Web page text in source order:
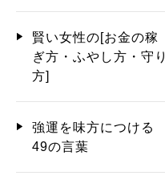
賢い女性の[お金の稼
ぎ方・ふやし方・守り
方]
強運を味方につける
49の言葉